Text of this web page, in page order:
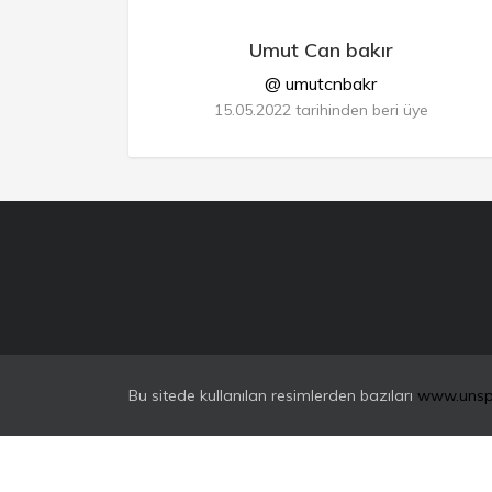
Umut Can bakır
@ umutcnbakr
15.05.2022 tarihinden beri üye
Bu sitede kullanılan resimlerden bazıları